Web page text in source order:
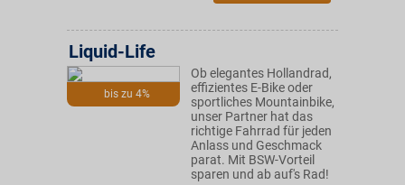
bis zu 4%
Liquid-Life
Ob elegantes Hollandrad,
effizientes E-Bike oder
sportliches Mountainbike,
unser Partner hat das
richtige Fahrrad für jeden
Anlass und Geschmack
parat. Mit BSW-Vorteil
sparen und ab auf's Rad!